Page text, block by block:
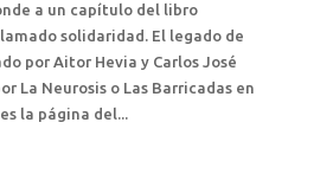
a un capítulo del libro
solidaridad. El legado de
por Aitor Hevia y Carlos José
La Neurosis o Las Barricadas en
la página del...